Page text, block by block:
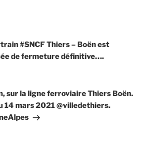
#SNCF Thiers – Boën est
de fermeture définitive….
sur la ligne ferroviaire Thiers Boën.
14 mars 2021 @villedethiers.